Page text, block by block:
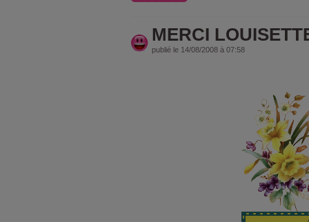
MERCI
publié le 14/08/2008 à 07:58